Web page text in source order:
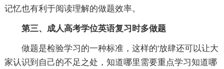
记忆也有利于阅读理解的做题效率。
第三、成人高考学位英语复习时多做题
做题是检验学习的一种标准，这样的'放肆还可以让大
家认识到自己的不足之处，知道哪里需要重点学习知道哪